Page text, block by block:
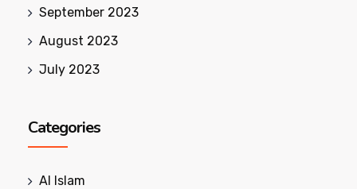
September 2023
August 2023
July 2023
Categories
Al Islam